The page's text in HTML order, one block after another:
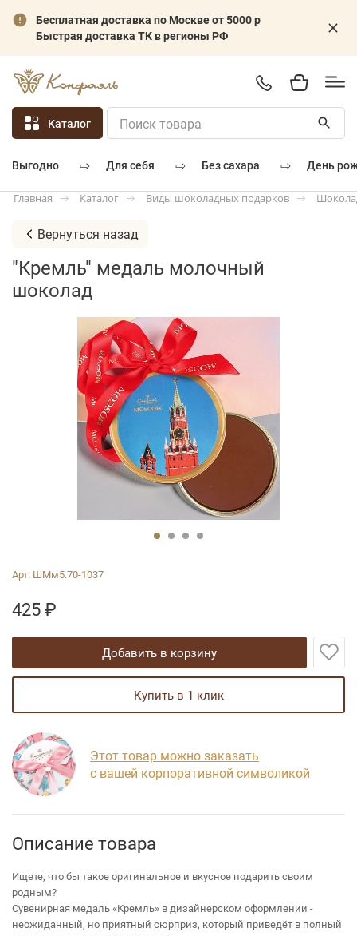
Бесплатная доставка по Москве от 5000 р
Быстрая доставка ТК в регионы РФ
Каталог
выгодно ⇨ для себя ⇨ без сахара ⇨ день
Главная Каталог Виды шоколадных подарков
Вернуться назад
"Кремль" медаль молочный
шоколад
Арт: ШМм5.70-1037
425₽
добавить в корзину
купить в 1 клик
Этот товар можно заказать
с вашей корпоративной символикой
Описание товара
Ищете, что бы такое оригинальное и вкусное подарить своим
родным?
Сувенирная медаль «Кремль» в дизайнерском оформлении -
неожиданный, но приятный сюрприз, который приведёт в полный